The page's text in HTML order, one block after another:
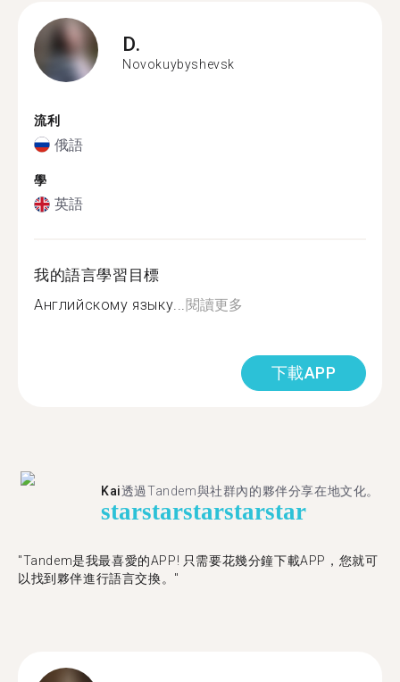
D.
Novokuybyshevsk
流利
俄語
學
英語
我的語言學習目標
Английскому языку...閱讀更多
下載APP
Kai透過Tandem與社群內的夥伴分享在地文化。
starstarstarstarstar
"Tandem是我最喜愛的APP! 只需要花幾分鐘下載APP，您就可
以找到夥伴進行語言交換。"